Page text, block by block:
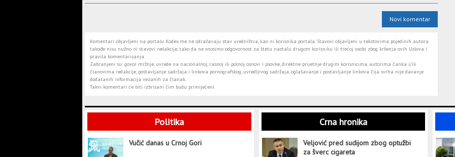
Novi komentar
Komentari objavljeni na portalu Kodex.me ne odražavaju stav uredništva, kao ni korisnika portala. Stavovi objavljeni u tekstovima pojedinih autora
takođe nisu nužno ni stavovi redakcije, tako da ne snosimo odgovornost za štetu nastalu drugom korisniku ili trećoj osobi zbog kršenja ovih Uslova i
pravila komentarisanja.
Zabranjeni su: govor mržnje, uvrede na nacionalnoj, rasnoj ili polnoj osnovi i psovke, direktne prijetnje drugim korisnicima, autorima čanka i/ili
članovima redakcije, postavljanje sadržaja i linkova pornografskog, uvredljivog sadržaja, oglašavanje i postavljanje linkova čija svrha nije davanje
dodatanih informacija vezanih za članak.
Takvi komentari će biti izbrisani čim budu primijećeni.
Politika
Vučić danas u Crnoj Gori
Crna hronika
Veljović pred sudijom zbog optužbi
za šverc cigareta